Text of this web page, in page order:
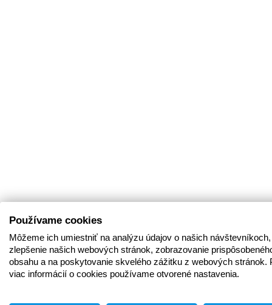
Používame cookies
Môžeme ich umiestniť na analýzu údajov o našich
zlepšenie našich webových stránok, zobrazovanie
obsahu a na poskytovanie skvelého zážitku z webových stránok.
viac informácií o cookies používame otvorené nastavenia.